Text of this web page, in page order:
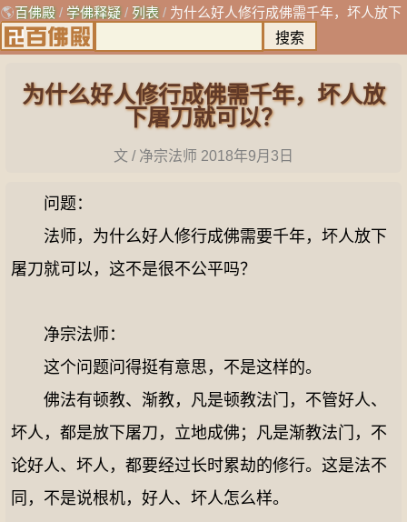
🌎百佛殿 / 学佛释疑 / 列表 / 为什么好人修行成佛需千年，坏人放下
屠刀就可以？
为什么好人修行成佛需千年，坏人放
下屠刀就可以？
文 / 净宗法师 2018年9月3日
问题：
法师，为什么好人修行成佛需要千年，坏人放下
屠刀就可以，这不是很不公平吗？
净宗法师：
这个问题问得挺有意思，不是这样的。
佛法有顿教、渐教，凡是顿教法门，不管好人、
坏人，都是放下屠刀，立地成佛；凡是渐教法门，不
论好人、坏人，都要经过长时累劫的修行。这是法不
同，不是说根机，好人、坏人怎么样。